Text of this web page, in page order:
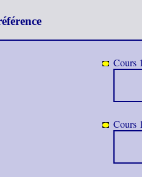
Cours 1
Cours